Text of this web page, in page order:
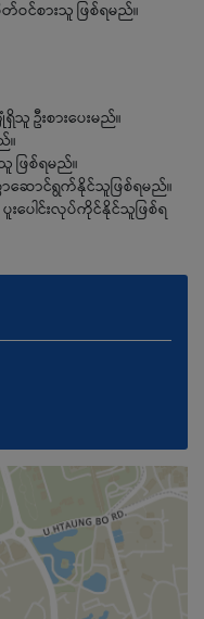
င်စားသူ ဖြစ်ရမည်။
ဦးစားပေးမည်။
။
ဖြစ်ရမည်။
ောင်ရွက်နိုင်သူဖြစ်ရမည်။
ပေါင်းလုပ်ကိုင်နိုင်သူဖြစ်ရ